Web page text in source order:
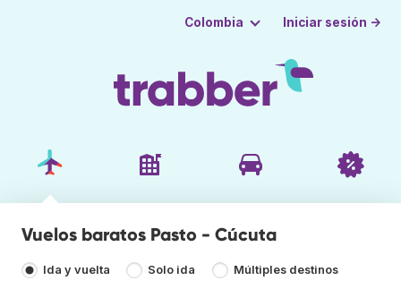
Colombia Iniciar sesión →
Vuelos baratos Pasto - Cúcuta
Ida y vuelta Solo ida Múltiples destinos